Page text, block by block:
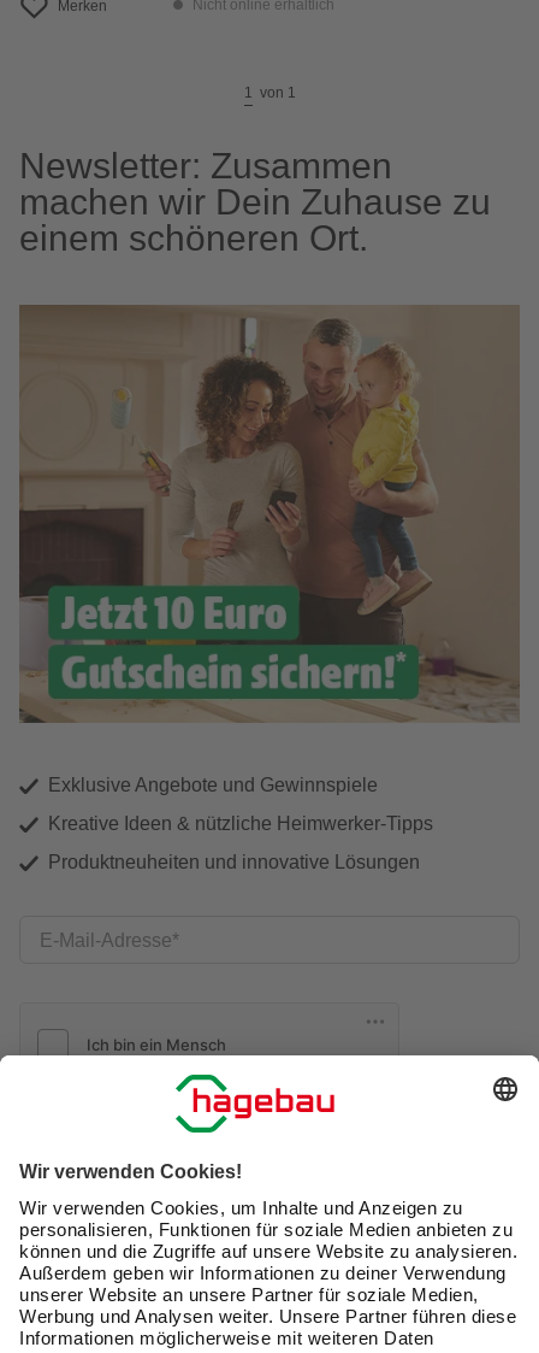
Merken Nicht online erhältlich
1 von 1
Newsletter: Zusammen
machen wir Dein Zuhause zu
einem schöneren Ort.
Exklusive Angebote und Gewinnspiele
Kreative Ideen & nützliche Heimwerker-Tipps
Produktneuheiten und innovative Lösungen
E-Mail-Adresse
Ich möchte auf mich
(inklusive den Newsletter) von hagebau erhalten. Ich
bin mit der
Nutzung meiner personenbezogenen
Daten durch hagebau, die E-Mail-Werbung, die
Analyse meines E-Mail-Umgangs sowie die
Zusammenführung und Analyse meiner Kaufdaten,
Coupons und Kartenvorteile umfasst, einverstanden.
Mein Einverständnis kann ich jederzeit widerrufen.